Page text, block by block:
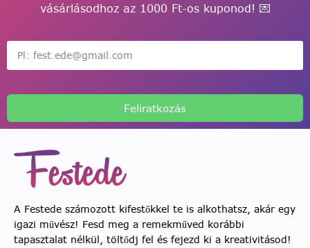
vásárlásodhoz az 1000 Ft-os kuponod! 💌
Feliratkozás
A Festede számozott kifestőkkel te is alkothatsz, akár egy
igazi művész! Fesd meg a remekműved korábbi
tapasztalat nélkül, töltődj fel és fejezd ki a kreativitásod!